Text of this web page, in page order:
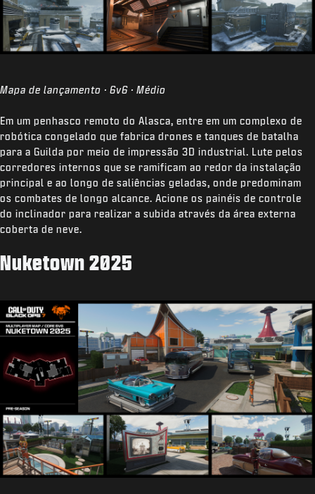
Mapa de lançamento · 6v6 · Médio
Em um penhasco remoto do Alasca, entre em um complexo de
robótica congelado que fabrica drones e tanques de batalha
para a Guilda por meio de impressão 3D industrial. Lute pelos
corredores internos que se ramificam ao redor da instalação
principal e ao longo de saliências geladas, onde predominam
os combates de longo alcance. Acione os painéis de controle
do inclinador para realizar a subida através da área externa
coberta de neve.
Nuketown 2025